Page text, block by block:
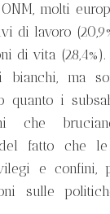
molti
di lavoro
di vita (28,4%).
bianchi, ma
quanto i
che
fatto che
e confini,
sulle